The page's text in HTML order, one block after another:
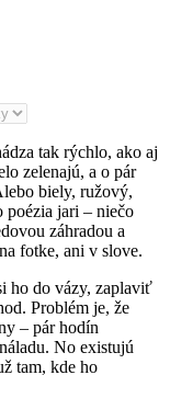
tak rýchlo, ako aj
zelenajú, a o pár
biely, ružový,
poézia jari – niečo
záhradou a
fotke, ani v slove.
ho do vázy, zaplaviť
Problém je, že
– pár hodín
No existujú
tam, kde ho